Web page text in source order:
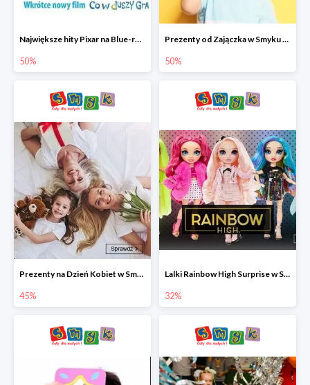
Największe hity Pixar na Blue-rey i DVD w Smyku - drugi film -50%
50%
Prezenty od Zajączka w Smyku do -50%
50%
Prezenty na Dzień Kobiet w Smyku do -45%
45%
Lalki Rainbow High Surprise w Smyku do -35%
32%